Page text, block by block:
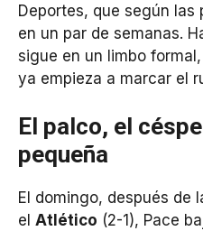
Deportes, que según las
en un par de semanas.
sigue en un limbo
ya empieza a marcar el
El palco, el
pequeña
El domingo, después de
el Atlético (2-1), Pace